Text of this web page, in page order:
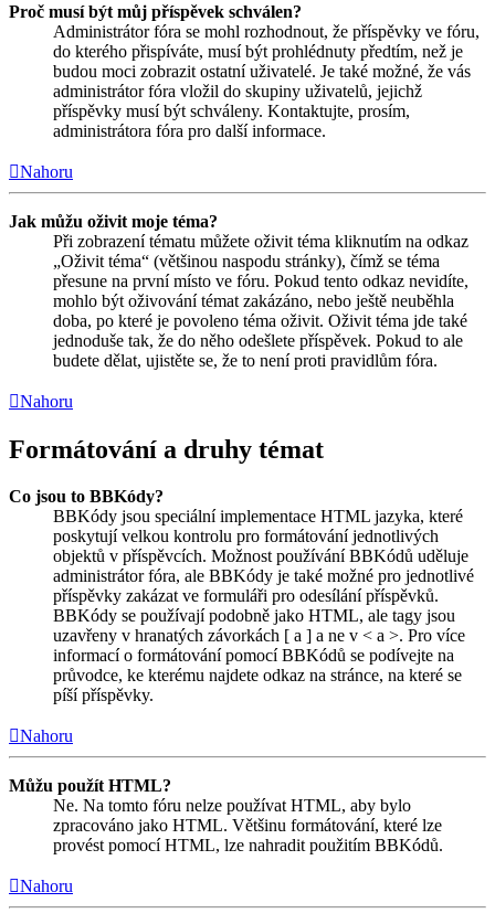
Proč musí být můj příspěvek schválen?
Administrátor fóra se mohl rozhodnout, že příspěvky ve fóru,
do kterého přispíváte, musí být prohlédnuty předtím, než je
budou moci zobrazit ostatní uživatelé. Je také možné, že vás
administrátor fóra vložil do skupiny uživatelů, jejichž
příspěvky musí být schváleny. Kontaktujte, prosím,
administrátora fóra pro další informace.
Nahoru
Jak můžu oživit moje téma?
Při zobrazení tématu můžete oživit téma kliknutím na odkaz
„Oživit téma“ (většinou naspodu stránky), čímž se téma
přesune na první místo ve fóru. Pokud tento odkaz nevidíte,
mohlo být oživování témat zakázáno, nebo ještě neuběhla
doba, po které je povoleno téma oživit. Oživit téma jde také
jednoduše tak, že do něho odešlete příspěvek. Pokud to ale
budete dělat, ujistěte se, že to není proti pravidlům fóra.
Nahoru
Formátování a druhy témat
Co jsou to BBKódy?
BBKódy jsou speciální implementace HTML jazyka, které
poskytují velkou kontrolu pro formátování jednotlivých
objektů v příspěvcích. Možnost používání BBKódů uděluje
administrátor fóra, ale BBKódy je také možné pro jednotlivé
příspěvky zakázat ve formuláři pro odesílání příspěvků.
BBKódy se používají podobně jako HTML, ale tagy jsou
uzavřeny v hranatých závorkách [ a ] a ne v < a >. Pro více
informací o formátování pomocí BBKódů se podívejte na
průvodce, ke kterému najdete odkaz na stránce, na které se
píší příspěvky.
Nahoru
Můžu použít HTML?
Ne. Na tomto fóru nelze používat HTML, aby bylo
zpracováno jako HTML. Většinu formátování, které lze
provést pomocí HTML, lze nahradit použitím BBKódů.
Nahoru